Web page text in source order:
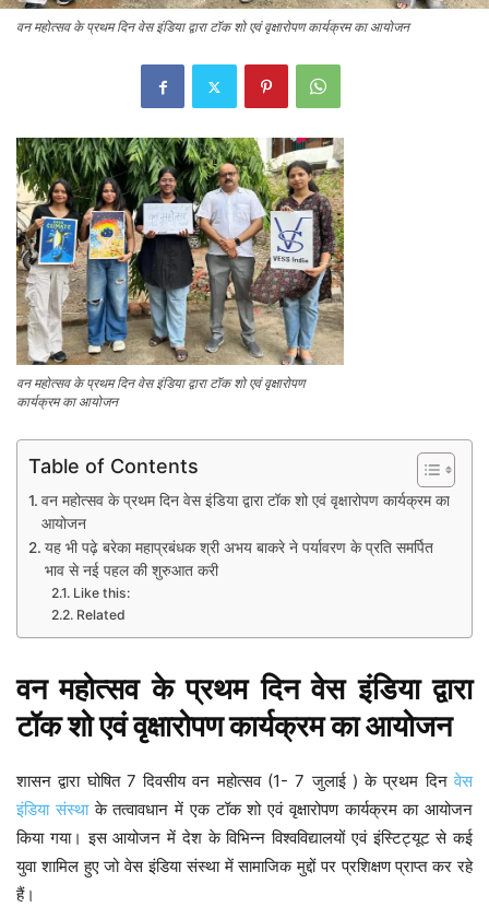
वन महोत्सव के प्रथम दिन वेस इंडिया द्वारा टॉक शो एवं वृक्षारोपण कार्यक्रम का आयोजन
वन महोत्सव के प्रथम दिन वेस इंडिया द्वारा टॉक शो एवं वृक्षारोपण
कार्यक्रम का आयोजन
Table of Contents
वन महोत्सव के प्रथम दिन वेस इंडिया द्वारा टॉक शो एवं वृक्षारोपण कार्यक्रम का
आयोजन
यह भी पढ़े बरेका महाप्रबंधक श्री अभय बाकरे ने पर्यावरण के प्रति समर्पित
भाव से नई पहल की शुरुआत करी
Like this:
Related
वन महोत्सव के प्रथम दिन वेस इंडिया द्वारा
टॉक शो एवं वृक्षारोपण कार्यक्रम का आयोजन
शासन द्वारा घोषित 7 दिवसीय वन महोत्सव (1- 7 जुलाई ) के प्रथम दिनवेस
इंडिया संस्थाके तत्वावधान में एक टॉक शो एवं वृक्षारोपण कार्यक्रम का आयोजन
किया गया। इस आयोजन में देश के विभिन्न विश्वविद्यालयों एवं इंस्टिट्यूट से कई
युवा शामिल हुए जो वेस इंडिया संस्था में सामाजिक मुद्दों पर प्रशिक्षण प्राप्त कर रहे
हैं।